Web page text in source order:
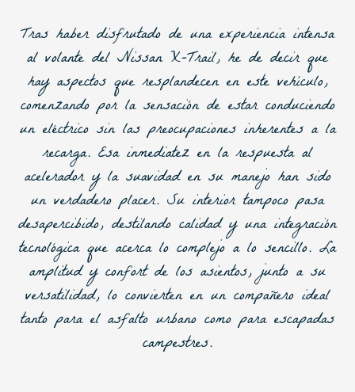
Tras haber disfrutado de una experiencia intensa
al volante del Nissan X-Trail, he de decir que
hay aspectos que resplandecen en este vehículo,
comenzando por la sensación de estar conduciendo
un eléctrico sin las preocupaciones inherentes a la
recarga. Esa inmediatez en la respuesta al
acelerador y la suavidad en su manejo han sido
un verdadero placer. Su interior tampoco pasa
desapercibido, destilando calidad y una integración
tecnológica que acerca lo complejo a lo sencillo. La
amplitud y confort de los asientos, junto a su
versatilidad, lo convierten en un compañero ideal
tanto para el asfalto urbano como para escapadas
campestres.